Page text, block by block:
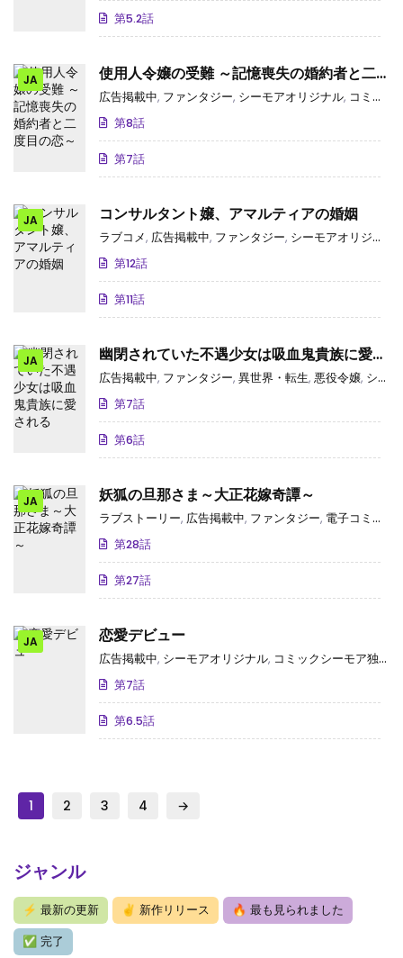
第5.2話
JA
使用人令嬢の受難 ～記憶喪失の婚約者と二
度目の恋～
広告掲載中, ファンタジー, シーモアオリジナル, コミックシーモア独占･先行
第8話
第7話
JA コンサルタント嬢、アマルティアの婚姻
ラブコメ, 広告掲載中, ファンタジー, シーモアオリジナル
第12話
第11話
JA
幽閉されていた不遇少女は吸血鬼貴族に愛さ
れる
広告掲載中, ファンタジー, 異世界・転生, 悪役令嬢, シーモアオリジナル
第7話
第6話
JA 妖狐の旦那さま～大正花嫁奇譚～
ラブストーリー, 広告掲載中, ファンタジー, 電子コミック大賞2024
第28話
第27話
JA 恋愛デビュー
広告掲載中, シーモアオリジナル, コミックシーモア独占･先行
第7話
第6.5話
1 2 3 4 →
ジャンル
⚡ 最新の更新 ✌ 新作リリース 🔥 最も見られました
✅ 完了